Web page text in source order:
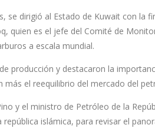
se dirigió al Estado de Kuwait con la
quien es el jefe del Comité de
a escala mundial.
producción y destacaron la
más el reequilibrio del mercado del
y el ministro de Petróleo de la
islámica, para revisar el